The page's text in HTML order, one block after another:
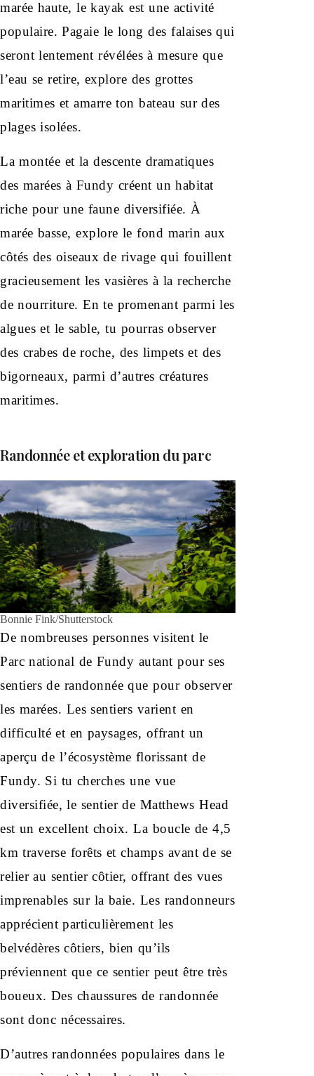
marée haute, le kayak est une activité
populaire. Pagaie le long des falaises qui
seront lentement révélées à mesure que
l’eau se retire, explore des grottes
maritimes et amarre ton bateau sur des
plages isolées.
La montée et la descente dramatiques
des marées à Fundy créent un habitat
riche pour une faune diversifiée. À
marée basse, explore le fond marin aux
côtés des oiseaux de rivage qui fouillent
gracieusement les vasières à la recherche
de nourriture. En te promenant parmi les
algues et le sable, tu pourras observer
des crabes de roche, des limpets et des
bigorneaux, parmi d’autres créatures
maritimes.
Randonnée et exploration du parc
Bonnie Fink/Shutterstock
De nombreuses personnes visitent le
Parc national de Fundy autant pour ses
sentiers de randonnée que pour observer
les marées. Les sentiers varient en
difficulté et en paysages, offrant un
aperçu de l’écosystème florissant de
Fundy. Si tu cherches une vue
diversifiée, le sentier de Matthews Head
est un excellent choix. La boucle de 4,5
km traverse forêts et champs avant de se
relier au sentier côtier, offrant des vues
imprenables sur la baie. Les randonneurs
apprécient particulièrement les
belvédères côtiers, bien qu’ils
préviennent que ce sentier peut être très
boueux. Des chaussures de randonnée
sont donc nécessaires.
D’autres randonnées populaires dans le